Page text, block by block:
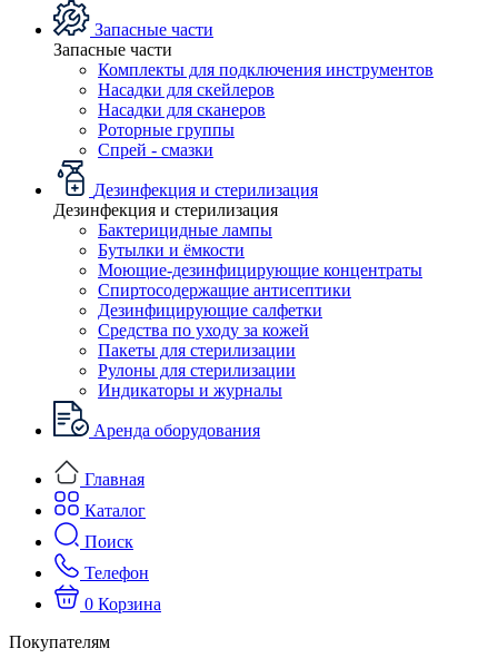
Запасные части
Запасные части
Комплекты для подключения инструментов
Насадки для скейлеров
Насадки для сканеров
Роторные группы
Спрей - смазки
Дезинфекция и стерилизация
Дезинфекция и стерилизация
Бактерицидные лампы
Бутылки и ёмкости
Моющие-дезинфицирующие концентраты
Спиртосодержащие антисептики
Дезинфицирующие салфетки
Средства по уходу за кожей
Пакеты для стерилизации
Рулоны для стерилизации
Индикаторы и журналы
Аренда оборудования
Главная
Каталог
Поиск
Телефон
0 Корзина
Покупателям